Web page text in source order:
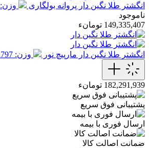
انگشتر طلا نگین دار پروانه بولگاری
وزن: 5.83 گرم
ناموجود
149,335,407 تومانء
انگشتر طلا نگین دار مارپیچ نور وزن: 6.797 گرم
182,291,939 تومانء
پشتیبانی فوق سریع
ارسال فوری با بیمه
ضمانت اصالت کالا